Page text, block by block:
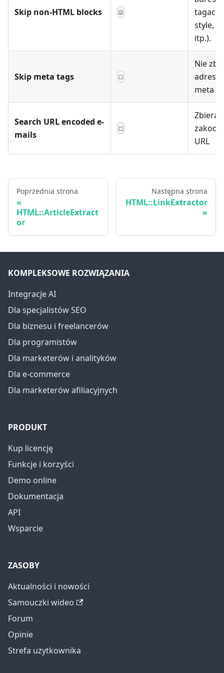
Skip non-HTML blocks ☑
tagach
style,
itp.).
Skip meta tags ☐
Nie
meta
Search URL encoded e-
mails
☐
URL
Poprzednia strona
HTML::ArticleExtract
or
Następna strona
HTML::LinkExtractor
KOMPLEKSOWE ROZWIĄZANIA
Integracje AI
Dla specjalistów SEO
Dla biznesu i freelancerów
Dla programistów
Dla marketerów i analityków
Dla e-commerce
Dla marketerów afiliacyjnych
PRODUKT
Kup licencję
Funkcje i korzyści
Demo online
Dokumentacja
API
Wsparcie
ZASOBY
Aktualności i nowości
Samouczki wideo
Forum
Opinie
Strefa użytkownika